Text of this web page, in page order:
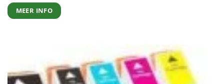
MEER INFO